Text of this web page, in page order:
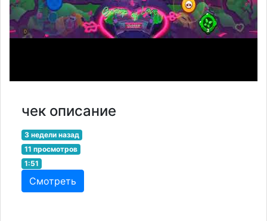
чек описание
3 недели назад
11 просмотров
1:51
Смотреть